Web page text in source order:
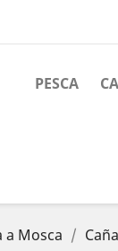
PESCA
a Mosca